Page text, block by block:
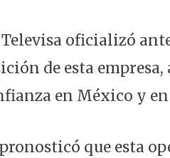
oficializó
de esta
en México y
que esta